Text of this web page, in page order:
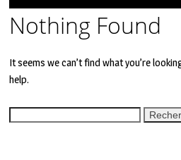
Nothing Found
It seems we can’t find what you’re
help.